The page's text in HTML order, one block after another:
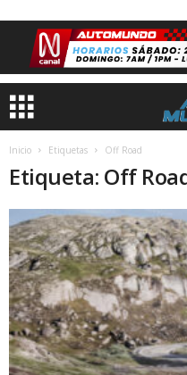
Inicio Etiquetas Off Road
Etiqueta: Off